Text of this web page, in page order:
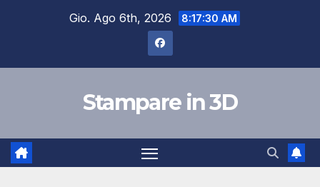
Gio. Ago 6th, 2026 8:17:30 AM
Stampare in 3D